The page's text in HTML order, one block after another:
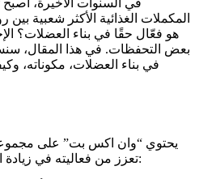
في السنوات الأخيرة،
المكملات الغذائية الأكثر شعبية
هو فعّال حقًا في بناء العضلات؟
بعض التحفظات. في هذا المقال،
في بناء العضلات، مكوناته،
يحتوي “وان اكس بت” على
تعزز من فعاليته في زيادة الكتلة العضلية. من بين مكوناته: